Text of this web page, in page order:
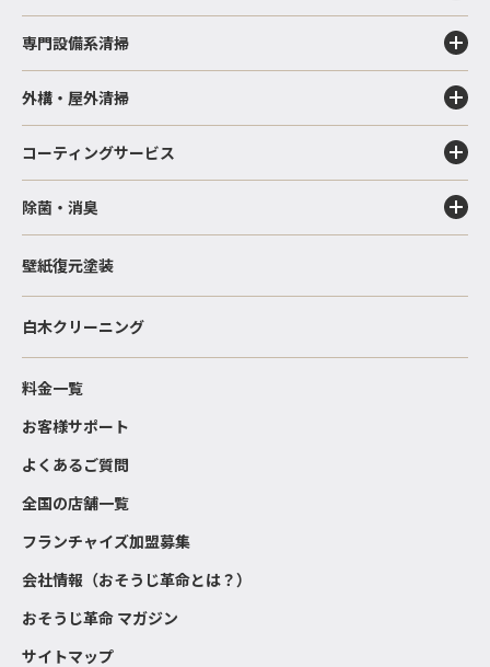
専門設備系清掃
外構・屋外清掃
コーティングサービス
除菌・消臭
壁紙復元塗装
白木クリーニング
料金一覧
お客様サポート
よくあるご質問
全国の店舗一覧
フランチャイズ加盟募集
会社情報（おそうじ革命とは？）
おそうじ革命 マガジン
サイトマップ